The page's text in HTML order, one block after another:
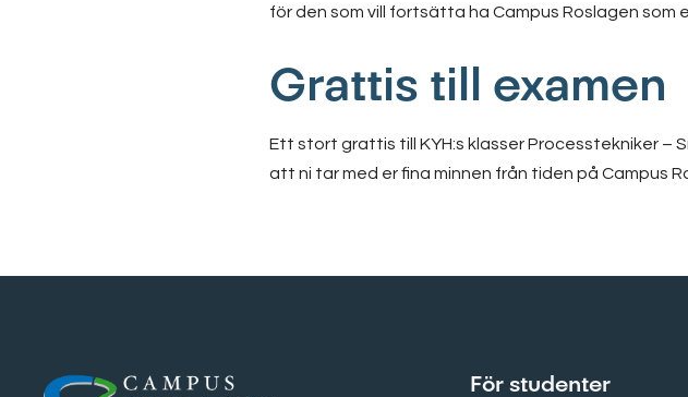
för den som vill fortsätta ha Campus Roslagen som
Grattis till examen
Ett stort grattis till KYH:s klasser Processtekniker –
att ni tar med er fina minnen från tiden på Campus
För studenter